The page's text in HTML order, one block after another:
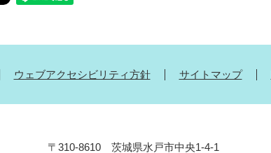
ウェブアクセシビリティ方針 サイトマップ
〒310-8610 茨城県水戸市中央1-4-1